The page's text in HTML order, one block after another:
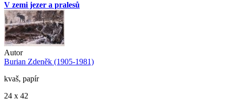
V zemi jezer a pralesů
Autor
Burian Zdeněk (1905-1981)
kvaš, papír
24 x 42